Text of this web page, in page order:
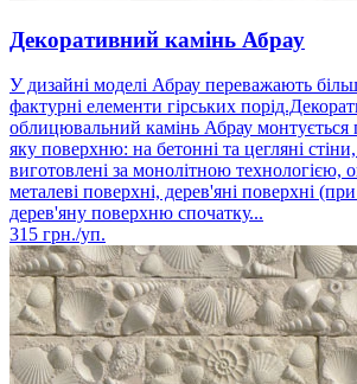
Декоративний камінь Абрау
У дизайні моделі Абрау переважають
фактурні елементи гірських
облицювальний камінь Абрау монтується
яку поверхню: на бетонні та цегляні
виготовлені за монолітною технологією,
металеві поверхні, дерев'яні поверхні
дерев'яну поверхню спочатку...
315 грн./уп.